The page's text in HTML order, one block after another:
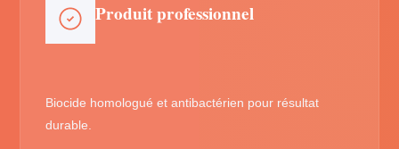
Produit professionnel
Biocide homologué et antibactérien pour résultat
durable.